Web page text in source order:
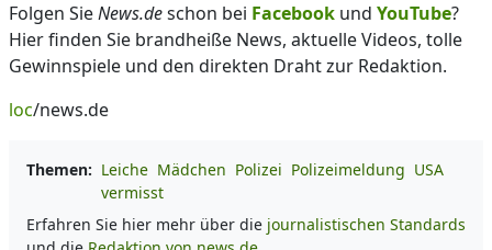
Folgen SieNews.deschon bei Facebook und YouTube?
Hier finden Sie brandheiße News, aktuelle Videos, tolle
Gewinnspiele und den direkten Draht zur Redaktion.
loc/news.de
Themen: Leiche Mädchen Polizei Polizeimeldung USA
vermisst
Erfahren Sie hier mehr über die journalistischen Standards